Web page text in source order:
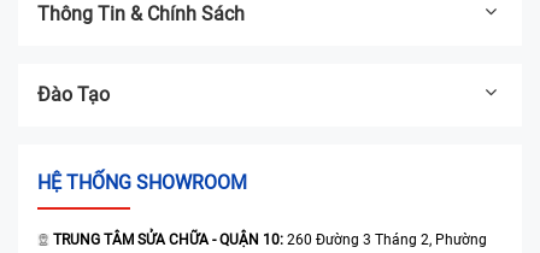
Thông Tin & Chính Sách
Đào Tạo
HỆ THỐNG SHOWROOM
TRUNG TÂM SỬA CHỮA - QUẬN 10: 260 Đường 3 Tháng 2, Phường